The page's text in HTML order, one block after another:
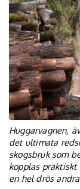
Huggarvagnen,
det ultimata
skogsbruk som
kopplas
en hel drös